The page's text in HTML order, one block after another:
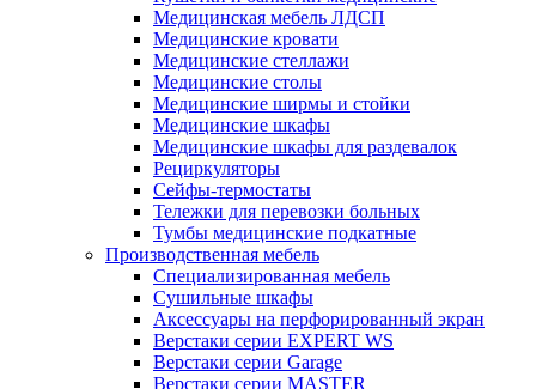
Медицинская мебель ЛДСП
Медицинские кровати
Медицинские стеллажи
Медицинские столы
Медицинские ширмы и стойки
Медицинские шкафы
Медицинские шкафы для раздевалок
Рециркуляторы
Сейфы-термостаты
Тележки для перевозки больных
Тумбы медицинские подкатные
Производственная мебель
Cпециализированная мебель
Cушильные шкафы
Аксессуары на перфорированный экран
Верстаки серии EXPERT WS
Верстаки серии Garage
Верстаки серии MASTER